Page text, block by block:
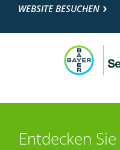
WEBSITE BESUCHEN
Entdecken